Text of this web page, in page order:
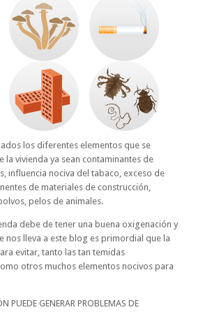
los diferentes elementos que se
la vivienda ya sean contaminantes de
influencia nociva del tabaco, exceso de
de materiales de construcción,
pelos de animales.
debe de tener una buena oxigenación y
nos lleva a este blog es primordial que la
evitar, tanto las tan temidas
otros muchos elementos nocivos para
PUEDE GENERAR PROBLEMAS DE